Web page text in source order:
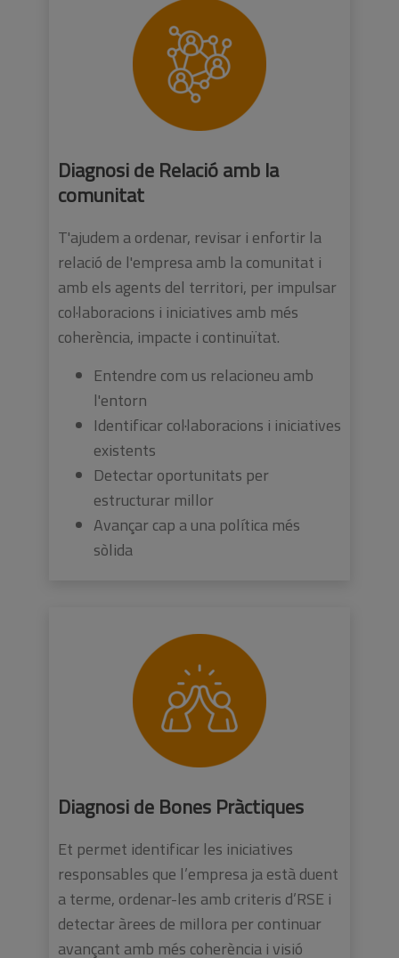
Diagnosi de Relació amb la
comunitat
T'ajudem a ordenar, revisar i enfortir la
relació de l'empresa amb la comunitat i
amb els agents del territori, per impulsar
col·laboracions i iniciatives amb més
coherència, impacte i continuïtat.
Entendre com us relacioneu amb
l'entorn
Identificar col·laboracions i iniciatives
existents
Detectar oportunitats per
estructurar millor
Avançar cap a una política més
sòlida
Diagnosi de Bones Pràctiques
Et permet identificar les iniciatives
responsables que l’empresa ja està duent
a terme, ordenar-les amb criteris d’RSE i
detectar àrees de millora per continuar
avançant amb més coherència i visió